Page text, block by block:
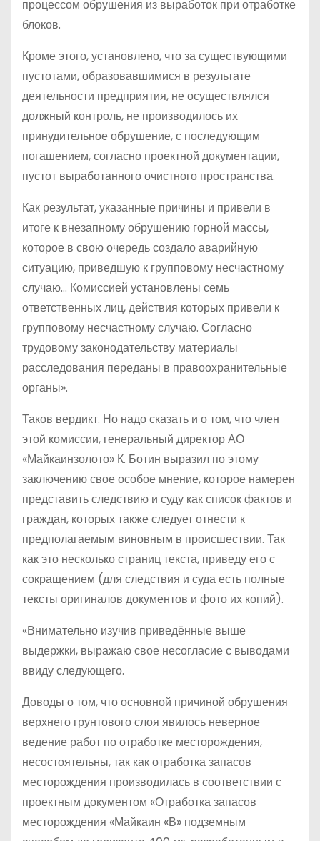
процессом обрушения из выработок при отработке
блоков.
Кроме этого, установлено, что за существующими
пустотами, образовавшимися в результате
деятельности предприятия, не осуществлялся
должный контроль, не производилось их
принудительное обрушение, с последующим
погашением, согласно проектной документации,
пустот выработанного очистного пространства.
Как результат, указанные причины и привели в
итоге к внезапному обрушению горной массы,
которое в свою очередь создало аварийную
ситуацию, приведшую к групповому несчастному
случаю… Комиссией установлены семь
ответственных лиц, действия которых привели к
групповому несчастному случаю. Согласно
трудовому законодательству материалы
расследования переданы в правоохранительные
органы».
Таков вердикт. Но надо сказать и о том, что член
этой комиссии, генеральный директор АО
«Майкаинзолото» К. Ботин выразил по этому
заключению свое особое мнение, которое намерен
представить следствию и суду как список фактов и
граждан, которых также следует отнести к
предполагаемым виновным в происшествии. Так
как это несколько страниц текста, приведу его с
сокращением (для следствия и суда есть полные
тексты оригиналов документов и фото их копий).
«Внимательно изучив приведённые выше
выдержки, выражаю свое несогласие с выводами
ввиду следующего.
Доводы о том, что основной причиной обрушения
верхнего грунтового слоя явилось неверное
ведение работ по отработке месторождения,
несостоятельны, так как отработка запасов
месторождения производилась в соответствии с
проектным документом «Отработка запасов
месторождения «Майкаин «В» подземным